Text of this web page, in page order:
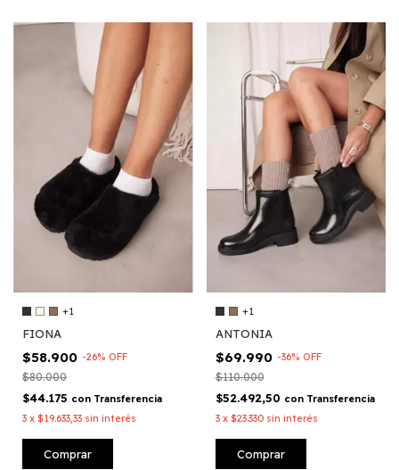
+1
FIONA
$58.900 -26% OFF
$80.000
$44.175 con Transferencia
3 x $19.633,33 sin interés
Comprar
+1
ANTONIA
$69.990 -36% OFF
$110.000
$52.492,50 con Transferencia
3 x $23.330 sin interés
Comprar